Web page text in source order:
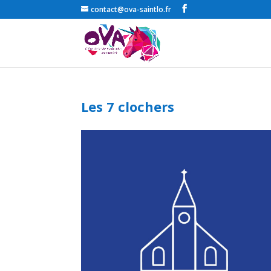
contact@ova-saintlo.fr
Les 7 clochers